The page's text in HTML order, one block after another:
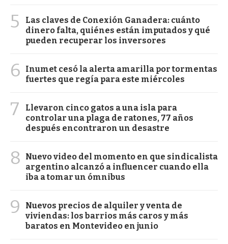
5
Las claves de Conexión Ganadera: cuánto
dinero falta, quiénes están imputados y qué
pueden recuperar los inversores
6
Inumet cesó la alerta amarilla por tormentas
fuertes que regía para este miércoles
7
Llevaron cinco gatos a una isla para
controlar una plaga de ratones, 77 años
después encontraron un desastre
8
Nuevo video del momento en que sindicalista
argentino alcanzó a influencer cuando ella
iba a tomar un ómnibus
9
Nuevos precios de alquiler y venta de
viviendas: los barrios más caros y más
baratos en Montevideo en junio